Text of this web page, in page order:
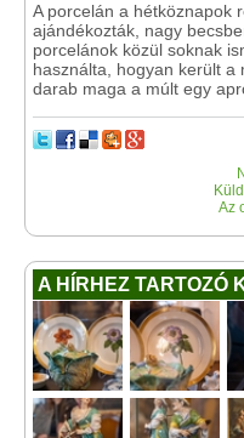
A porcelán a hétköznapok
ajándékozták, nagy
porcelánok közül soknak
használta, hogyan került a
darab maga a múlt egy
Az
A HÍRHEZ TARTOZÓ